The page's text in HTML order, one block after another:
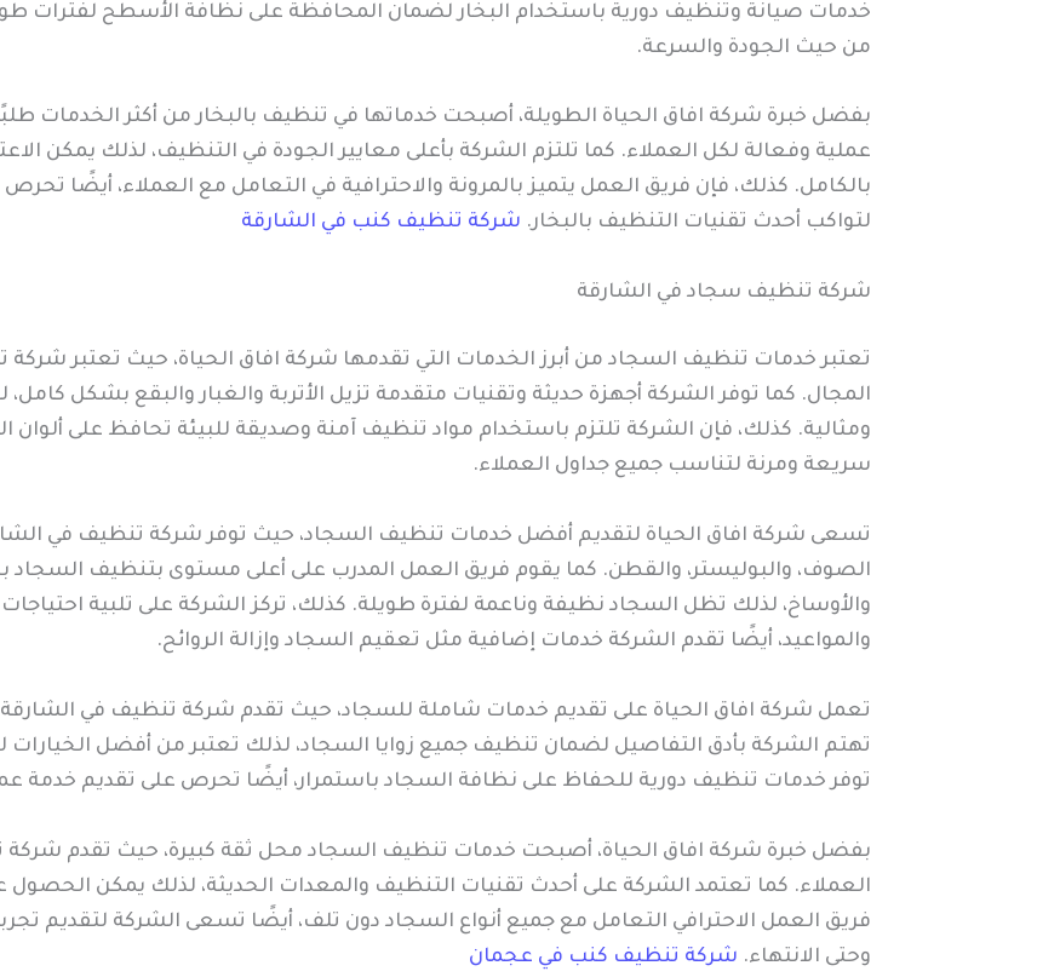
خدمات صيانة وتنظيف دورية باستخدام البخار لضمان المحافظة على نظافة الأسطح لفترات
من حيث الجودة والسرعة.
بفضل خبرة شركة افاق الحياة الطويلة، أصبحت خدماتها في تنظيف بالبخار من أكثر الخدمات
عملية وفعالة لكل العملاء. كما تلتزم الشركة بأعلى معايير الجودة في التنظيف، لذلك يمكن
بالكامل. كذلك، فإن فريق العمل يتميز بالمرونة والاحترافية في التعامل مع العملاء، أيضًا
لتواكب أحدث تقنيات التنظيف بالبخار. شركة تنظيف كنب في الشارقة
شركة تنظيف سجاد في الشارقة
تعتبر خدمات تنظيف السجاد من أبرز الخدمات التي تقدمها شركة افاق الحياة، حيث تعتبر
المجال. كما توفر الشركة أجهزة حديثة وتقنيات متقدمة تزيل الأتربة والغبار والبقع بشكل
ومثالية. كذلك، فإن الشركة تلتزم باستخدام مواد تنظيف آمنة وصديقة للبيئة تحافظ على ألوان
سريعة ومرنة لتناسب جميع جداول العملاء.
تسعى شركة افاق الحياة لتقديم أفضل خدمات تنظيف السجاد، حيث توفر شركة تنظيف في
الصوف، والبوليستر، والقطن. كما يقوم فريق العمل المدرب على أعلى مستوى بتنظيف السجاد
والأوساخ، لذلك تظل السجاد نظيفة وناعمة لفترة طويلة. كذلك، تركز الشركة على تلبية
والمواعيد، أيضًا تقدم الشركة خدمات إضافية مثل تعقيم السجاد وإزالة الروائح.
تعمل شركة افاق الحياة على تقديم خدمات شاملة للسجاد، حيث تقدم شركة تنظيف في الشارقة
تهتم الشركة بأدق التفاصيل لضمان تنظيف جميع زوايا السجاد، لذلك تعتبر من أفضل الخيارات
توفر خدمات تنظيف دورية للحفاظ على نظافة السجاد باستمرار، أيضًا تحرص على تقديم خدمة
بفضل خبرة شركة افاق الحياة، أصبحت خدمات تنظيف السجاد محل ثقة كبيرة، حيث تقدم شركة
العملاء. كما تعتمد الشركة على أحدث تقنيات التنظيف والمعدات الحديثة، لذلك يمكن
فريق العمل الاحترافي التعامل مع جميع أنواع السجاد دون تلف، أيضًا تسعى الشركة لتقديم
وحتى الانتهاء. شركة تنظيف كنب في عجمان